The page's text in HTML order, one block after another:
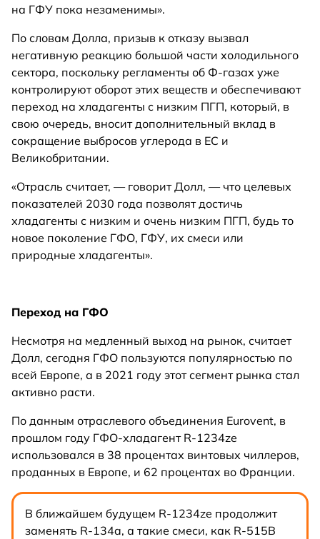
на ГФУ пока незаменимы».
По словам Долла, призыв к отказу вызвал
негативную реакцию большой части холодильного
сектора, поскольку регламенты об Ф-газах уже
контролируют оборот этих веществ и обеспечивают
переход на хладагенты с низким ПГП, который, в
свою очередь, вносит дополнительный вклад в
сокращение выбросов углерода в ЕС и
Великобритании.
«Отрасль считает, — говорит Долл, — что целевых
показателей 2030 года позволят достичь
хладагенты с низким и очень низким ПГП, будь то
новое поколение ГФО, ГФУ, их смеси или
природные хладагенты».
Переход на ГФО
Несмотря на медленный выход на рынок, считает
Долл, сегодня ГФО пользуются популярностью по
всей Европе, а в 2021 году этот сегмент рынка стал
активно расти.
По данным отраслевого объединения Eurovent, в
прошлом году ГФО-хладагент R-1234ze
использовался в 38 процентах винтовых чиллеров,
проданных в Европе, и 62 процентах во Франции.
В ближайшем будущем R-1234ze продолжит
заменять R-134a, а такие смеси, как R-515B